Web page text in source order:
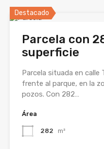
Destacado
Parcela con
superficie
Parcela situada en calle
frente al parque, en la
pozos. Con 282…
Área
282 m²